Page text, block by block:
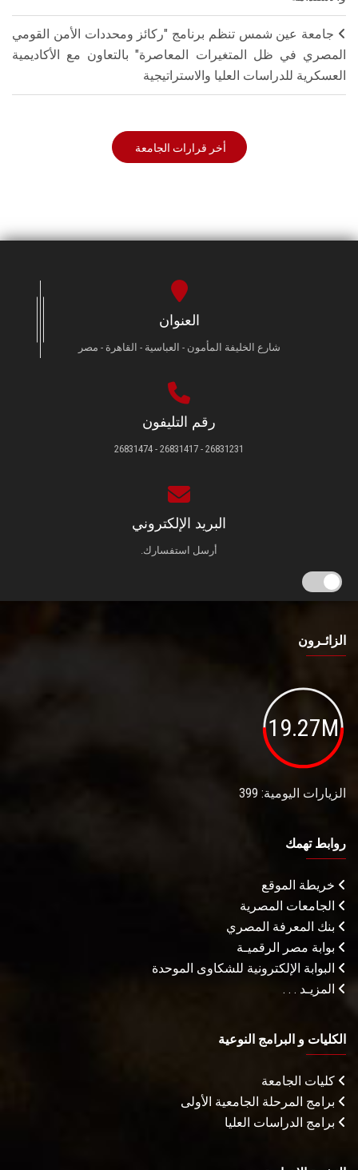
جامعة عين شمس تنظم برنامج "ركائز ومحددات الأمن القومي
المصري في ظل المتغيرات المعاصرة" بالتعاون مع الأكاديمية
العسكرية للدراسات العليا والاستراتيجية
أخر قرارات الجامعة
العنوان
شارع الخليفة المأمون - العباسية - القاهرة - مصر
رقم التليفون
26831231 - 26831417 - 26831474
البريد الإلكتروني
أرسل استفسارك.
الزائـرون
19.27M
الزيارات اليومية: 399
روابط تهمك
خريطة الموقع
الجامعات المصرية
بنك المعرفة المصري
بوابة مصر الرقميـة
البوابة الإلكترونية للشكاوى الموحدة
المزيـد . . .
الكليات و البرامج النوعية
كليات الجامعة
برامج المرحلة الجامعية الأولى
برامج الدراسات العليا